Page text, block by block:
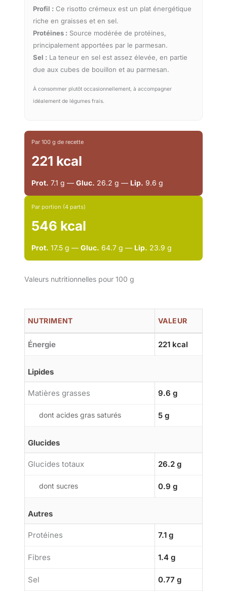
Profil : Ce risotto crémeux est un plat énergétique
riche en graisses et en sel.
Protéines : Source modérée de protéines,
principalement apportées par le parmesan.
Sel : La teneur en sel est assez élevée, en partie
due aux cubes de bouillon et au parmesan.
À consommer plutôt occasionnellement, à accompagner
idéalement de légumes frais.
Par 100 g de recette
221 kcal
Prot. 7.1 g — Gluc. 26.2 g — Lip. 9.6 g
Par portion (4 parts)
546 kcal
Prot. 17.5 g — Gluc. 64.7 g — Lip. 23.9 g
Valeurs nutritionnelles pour 100 g
NUTRIMENT VALEUR
Énergie 221 kcal
Lipides
Matières grasses 9.6 g
dont acides gras saturés 5 g
Glucides
Glucides totaux 26.2 g
dont sucres 0.9 g
Autres
Protéines 7.1 g
Fibres 1.4 g
Sel 0.77 g